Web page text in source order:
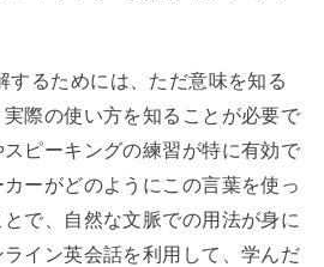
するためには、ただ意味を知る
際の使い方を知ることが必要で
ピーキングの練習が特に有効で
ーがどのようにこの言葉を使っ
で、自然な文脈での用法が身に
イン英会話を利用して、学んだ